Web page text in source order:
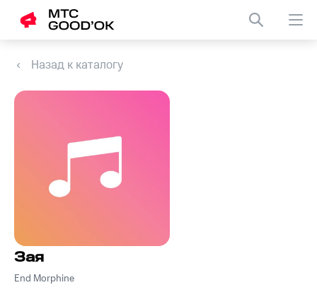
Назад к каталогу
Зая
End Morphine